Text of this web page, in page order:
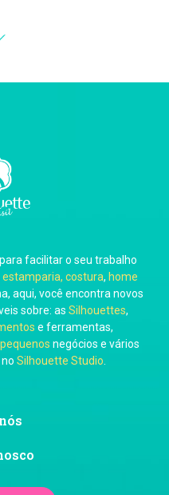
facilitar o seu trabalho
estamparia, costura, home
aqui, você encontra novos
sobre: as Silhouettes,
e ferramentas,
negócios e vários
Silhouette Studio